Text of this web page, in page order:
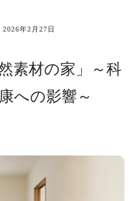
2026年2月27日
素材の家」～科
への影響～